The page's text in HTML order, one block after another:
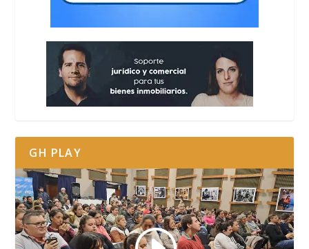
GH PLAY